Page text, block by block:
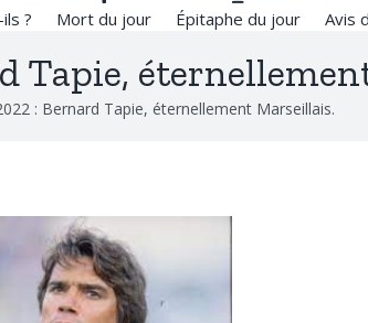
? Mort du jour Épitaphe du jour Avis
Tapie,
: Bernard Tapie, éternellement Marseillais.